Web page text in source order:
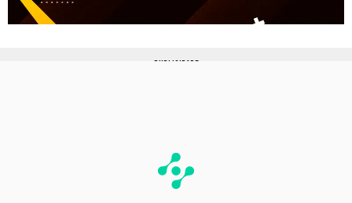
PUBLICIDADE